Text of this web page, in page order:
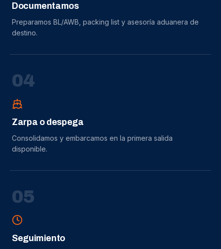
Documentamos
Preparamos BL/AWB, packing list y asesoría aduanera de
destino.
04
Zarpa o despega
Consolidamos y embarcamos en la primera salida
disponible.
05
Seguimiento